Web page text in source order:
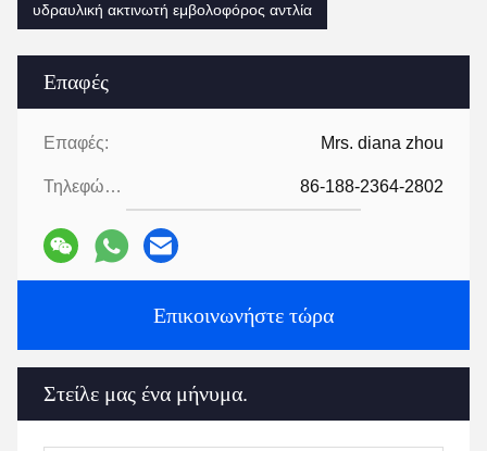
Επαφές
Επαφές: Mrs. diana zhou
Τηλεφώνημα: 86-188-2364-2802
Επικοινωνήστε τώρα
Στείλε μας ένα μήνυμα.
υδραυλική ακτινωτή εμβολοφόρος αντλία